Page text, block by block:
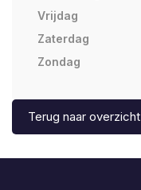
Vrijdag
Zaterdag
Zondag
Terug naar overzicht